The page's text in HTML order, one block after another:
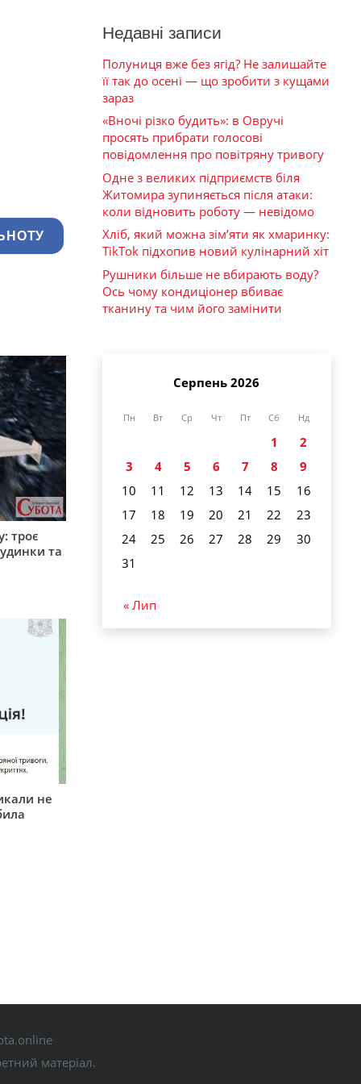
троє
та
не
Недавні записи
Полуниця вже без ягід? Не залишайте
її так до осені — що зробити з кущами
зараз
«Вночі різко будить»: в Овручі
просять прибрати голосові
повідомлення про повітряну тривогу
Одне з великих підприємств біля
Житомира зупиняється після атаки:
коли відновить роботу — невідомо
Хліб, який можна зім’яти як хмаринку:
TikTok підхопив новий кулінарний хіт
Рушники більше не вбирають воду?
Ось чому кондиціонер вбиває
тканину та чим його замінити
Серпень 2026
Пн Вт Ср Чт Пт Сб Нд
1
2
3
4 5 6 7 8
9
10
11 12 13 14 15
16
17
18 19 20 21 22
23
24
25 26 27 28 29
30
31
« Лип
матеріал.